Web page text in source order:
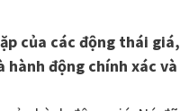
của các động thái giá,
hành động chính xác và